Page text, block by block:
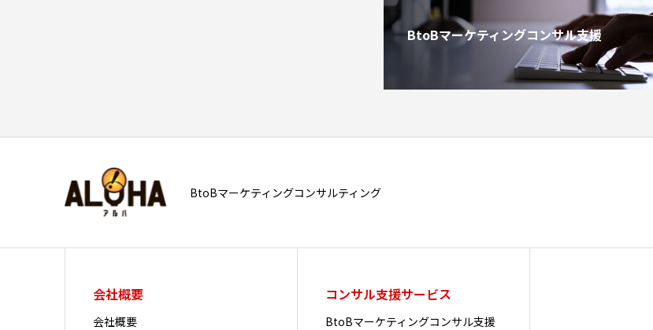
BtoBマーケティングコンサル支援
BtoBマーケティングコンサルティング
会社概要
会社概要
コンサル支援サービス
BtoBマーケティングコンサル支援